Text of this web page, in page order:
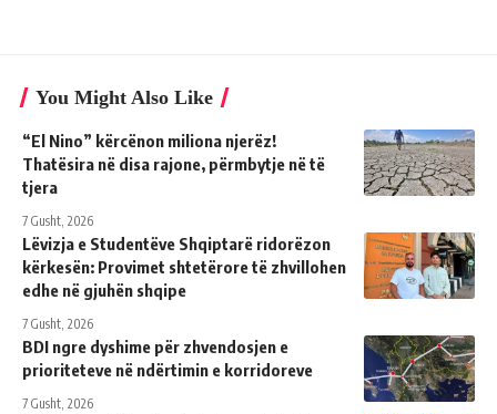
You Might Also Like
“El Nino” kërcënon miliona njerëz!
Thatësira në disa rajone, përmbytje në të
tjera
7 Gusht, 2026
Lëvizja e Studentëve Shqiptarë ridorëzon
kërkesën: Provimet shtetërore të zhvillohen
edhe në gjuhën shqipe
7 Gusht, 2026
BDI ngre dyshime për zhvendosjen e
prioriteteve në ndërtimin e korridoreve
7 Gusht, 2026